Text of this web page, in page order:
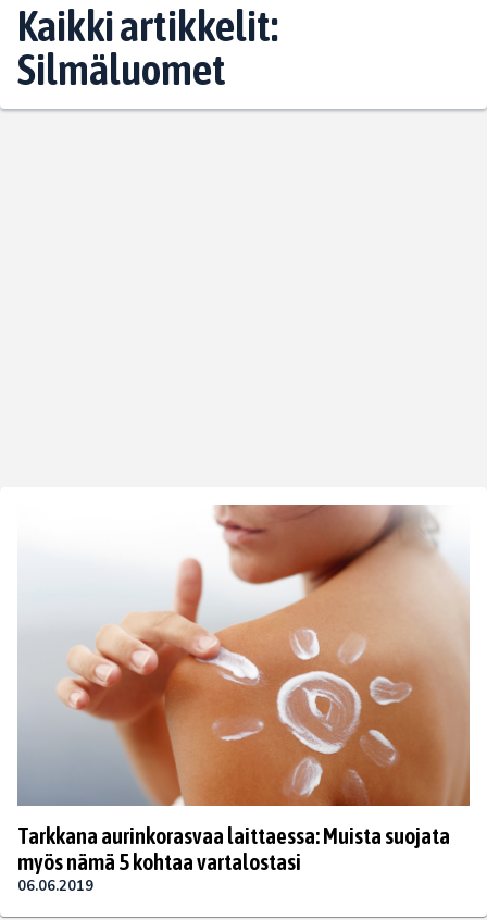
Kaikki artikkelit:
Silmäluomet
Tarkkana aurinkorasvaa laittaessa: Muista suojata
myös nämä 5 kohtaa vartalostasi
06.06.2019